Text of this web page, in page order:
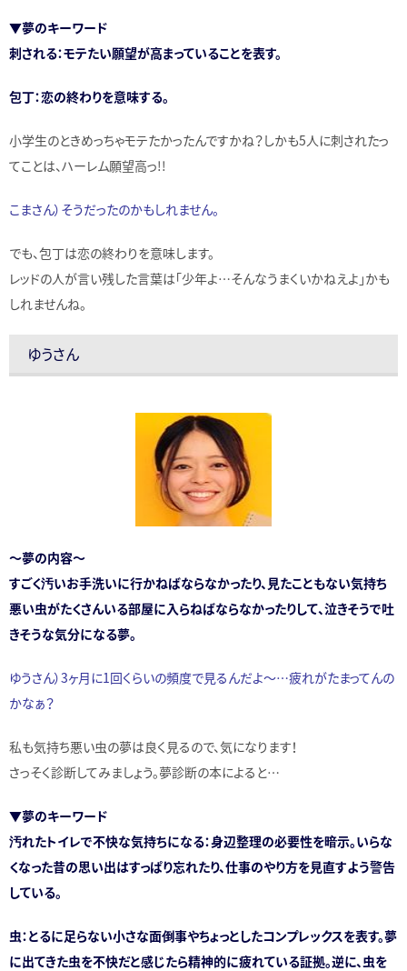
▼夢のキーワード
刺される：モテたい願望が高まっていることを表す。
包丁：恋の終わりを意味する。
小学生のときめっちゃモテたかったんですかね？しかも5人に刺されたっ
てことは、ハーレム願望高っ!!
こまさん）そうだったのかもしれません。
でも、包丁は恋の終わりを意味します。
レッドの人が言い残した言葉は「少年よ…そんなうまくいかねえよ」かも
しれませんね。
ゆうさん
～夢の内容～
すごく汚いお手洗いに行かねばならなかったり、見たこともない気持ち
悪い虫がたくさんいる部屋に入らねばならなかったりして、泣きそうで吐
きそうな気分になる夢。
ゆうさん）3ヶ月に1回くらいの頻度で見るんだよ～…疲れがたまってんの
かなぁ？
私も気持ち悪い虫の夢は良く見るので、気になります！
さっそく診断してみましょう。夢診断の本によると…
▼夢のキーワード
汚れたトイレで不快な気持ちになる：身辺整理の必要性を暗示。いらな
くなった昔の思い出はすっぱり忘れたり、仕事のやり方を見直すよう警告
している。
虫：とるに足らない小さな面倒事やちょっとしたコンプレックスを表す。夢
に出てきた虫を不快だと感じたら精神的に疲れている証拠。逆に、虫を